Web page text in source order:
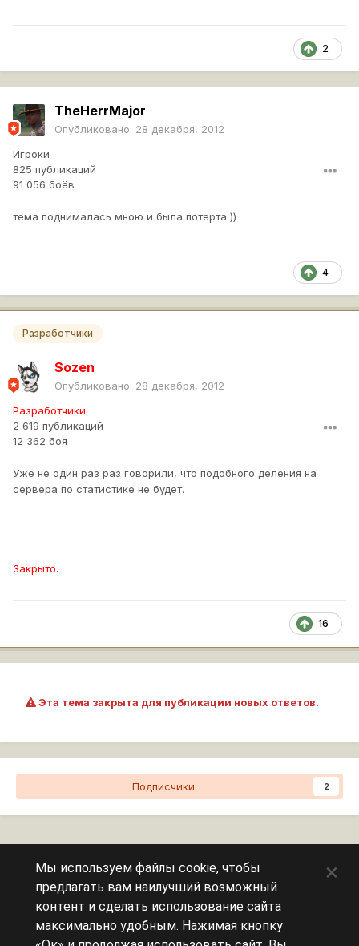
2
TheHerrMajor
Опубликовано: 28 декабря, 2012
Игроки
825 публикаций
91 056 боёв
тема поднималась мною и была потерта ))
4
Разработчики
Sozen
Опубликовано: 28 декабря, 2012
Разработчики
2 619 публикаций
12 362 боя
Уже не один раз раз говорили, что подобного деления на
сервера по статистике не будет.
Закрыто.
16
Эта тема закрыта для публикации новых ответов.
Подписчики 2
Сейчас на странице
Эту страницу никто не просматривает.
Мы используем файлы cookie, чтобы
предлагать вам наилучший возможный
контент и сделать использование сайта
максимально удобным. Нажимая кнопку
×